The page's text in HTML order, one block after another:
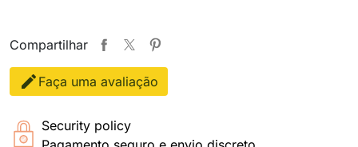
Compartilhar
Faça uma avaliação
Security policy